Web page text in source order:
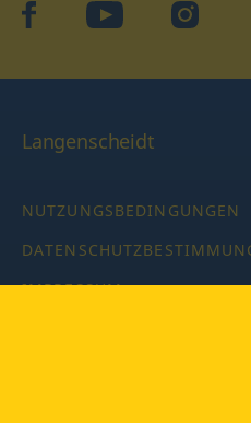
facebookYouTube
Langenscheidt
NUTZUNGSBEDINGUNGEN
IMPRESSUM